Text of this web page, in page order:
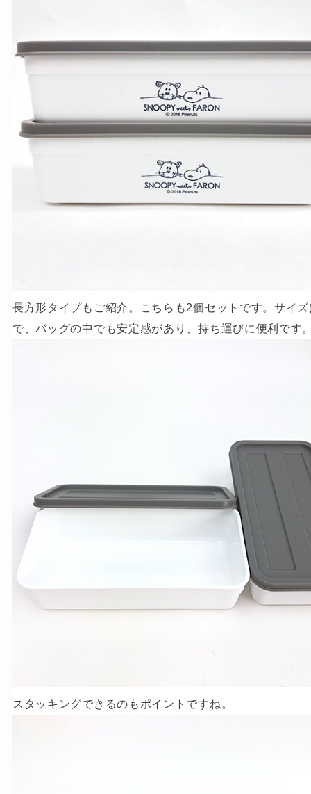
長方形タイプもご紹介。こちらも2個セットです。サイ
で、バッグの中でも安定感があり、持ち運びに便利です
スタッキングできるのもポイントですね。